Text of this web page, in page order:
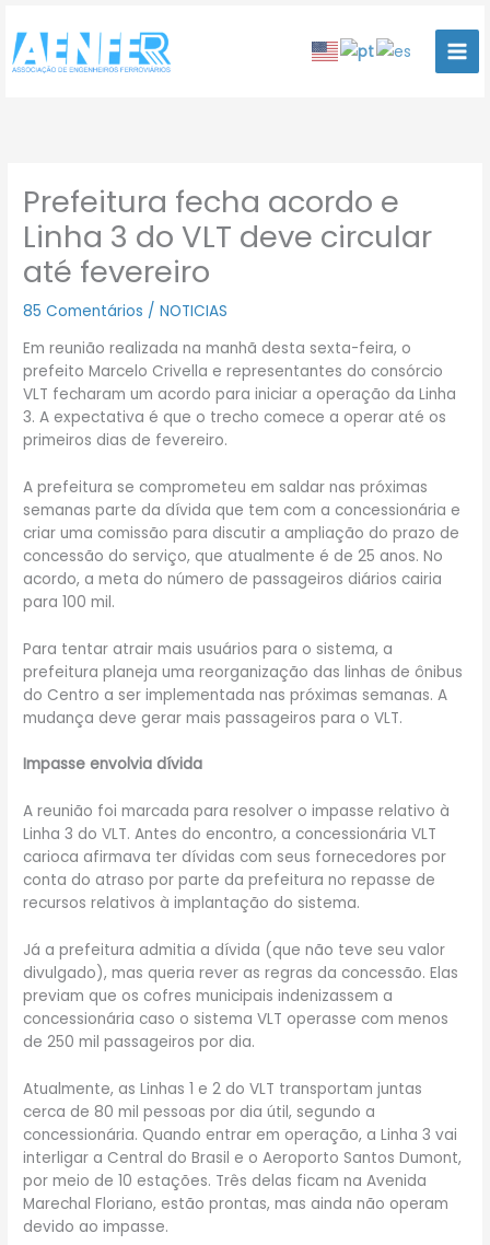
para
conteúdo
Prefeitura fecha acordo e
Linha 3 do VLT deve circular
até fevereiro
85 Comentários /NOTICIAS
Em reunião realizada na manhã desta sexta-feira, o
prefeito Marcelo Crivella e representantes do consórcio
VLT fecharam um acordo para iniciar a operação da Linha
3. A expectativa é que o trecho comece a operar até os
primeiros dias de fevereiro.
A prefeitura se comprometeu em saldar nas próximas
semanas parte da dívida que tem com a concessionária e
criar uma comissão para discutir a ampliação do prazo de
concessão do serviço, que atualmente é de 25 anos. No
acordo, a meta do número de passageiros diários cairia
para 100 mil.
Para tentar atrair mais usuários para o sistema, a
prefeitura planeja uma reorganização das linhas de ônibus
do Centro a ser implementada nas próximas semanas. A
mudança deve gerar mais passageiros para o VLT.
Impasse envolvia dívida
A reunião foi marcada para resolver o impasse relativo à
Linha 3 do VLT. Antes do encontro, a concessionária VLT
carioca afirmava ter dívidas com seus fornecedores por
conta do atraso por parte da prefeitura no repasse de
recursos relativos à implantação do sistema.
Já a prefeitura admitia a dívida (que não teve seu valor
divulgado), mas queria rever as regras da concessão. Elas
previam que os cofres municipais indenizassem a
concessionária caso o sistema VLT operasse com menos
de 250 mil passageiros por dia.
Atualmente, as Linhas 1 e 2 do VLT transportam juntas
cerca de 80 mil pessoas por dia útil, segundo a
concessionária. Quando entrar em operação, a Linha 3 vai
interligar a Central do Brasil e o Aeroporto Santos Dumont,
por meio de 10 estações. Três delas ficam na Avenida
Marechal Floriano, estão prontas, mas ainda não operam
devido ao impasse.